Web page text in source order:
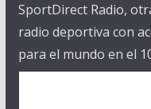
SportDirect Radio,
radio deportiva con
para el mundo en el